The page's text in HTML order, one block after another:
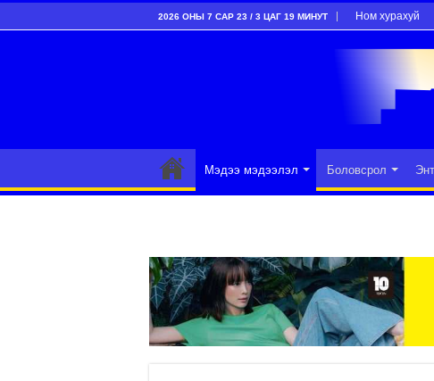
2026 ОНЫ 7 САР 23 / 3 ЦАГ 19 МИНУТ Ном хурахуй
Мэдээ мэдээлэл Боловсрол